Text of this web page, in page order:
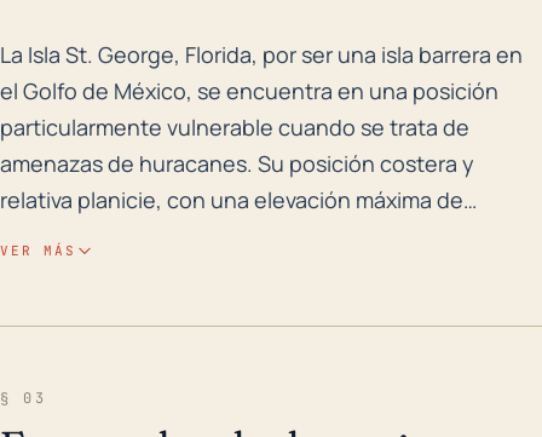
La Isla St. George, Florida, por ser una isla barrera
La Isla St. George, Florida, por ser una isla barrera en
el Golfo de México, se encuentra en una posición
particularmente vulnerable cuando se trata de
amenazas de huracanes. Su posición costera y
relativa planicie, con una elevación máxima de
alrededor de 12 pies, indican un riesgo inherente de
VER MÁS
§ 03